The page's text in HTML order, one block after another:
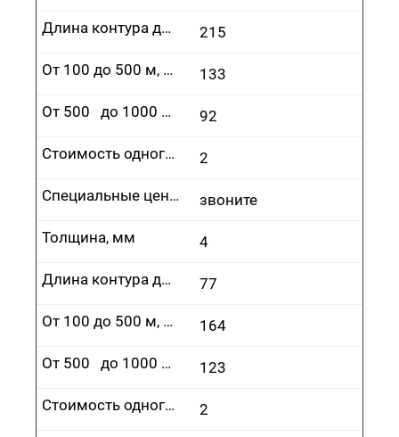
215
Длина контура до 100 м, руб.
133
От 100 до 500 м, руб.
92
От 500 до 1000 м, руб.
2
Стоимость одного врезания, руб.
звоните
Специальные цены
4
Толщина, мм
77
Длина контура до 100 м, руб.
164
От 100 до 500 м, руб.
123
От 500 до 1000 м, руб.
2
Стоимость одного врезания, руб.